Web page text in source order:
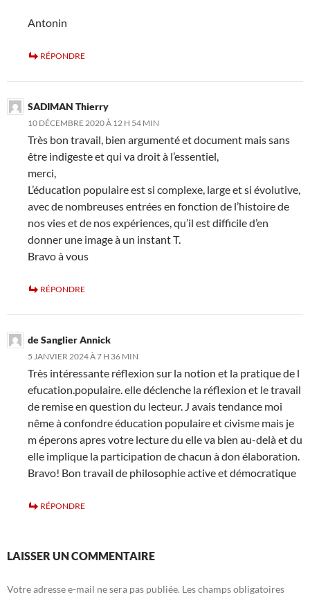
Antonin
RÉPONDRE
SADIMAN Thierry
10 DÉCEMBRE 2020 À 12 H 54 MIN
Très bon travail, bien argumenté et document mais sans
être indigeste et qui va droit à l’essentiel,
merci,
L’éducation populaire est si complexe, large et si évolutive,
avec de nombreuses entrées en fonction de l’histoire de
nos vies et de nos expériences, qu’il est difficile d’en
donner une image à un instant T.
Bravo à vous
RÉPONDRE
de Sanglier Annick
5 JANVIER 2024 À 7 H 36 MIN
Très intéressante réflexion sur la notion et la pratique de l
efucation.populaire. elle déclenche la réflexion et le travail
de remise en question du lecteur. J avais tendance moi
nême à confondre éducation populaire et civisme mais je
m éperons apres votre lecture du elle va bien au-delà et du
elle implique la participation de chacun à don élaboration.
Bravo! Bon travail de philosophie active et démocratique
RÉPONDRE
LAISSER UN COMMENTAIRE
Votre adresse e-mail ne sera pas publiée. Les champs obligatoires